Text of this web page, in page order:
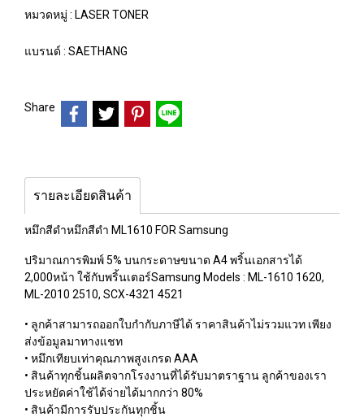
หมวดหมู่ : LASER TONER
แบรนด์ : SAETHANG
Share
รายละเอียดสินค้า
หมึกสีดำหมึกสีดำ ML1610 FOR Samsung
ปริมาณการพิมพ์ 5% บนกระดาษขนาด A4 พริ้นเอกสารได้
2,000หน้า ใช้กับพริ้นเตอร์Samsung Models : ML-1610 1620,
ML-2010 2510, SCX-4321 4521
• ลูกค้าสามารถออกใบกำกับภาษีได้ ราคาสินค้าไม่รวมแวท เพียง
ส่งข้อมูลมาทางแชท
• หมึกเทียบเท่าคุณภาพสูงเกรด AAA
• สินค้าทุกชิ้นผลิตจากโรงงานที่ได้รับมาตราฐาน ลูกค้าของเรา
ประหยัดค่าใช้ได้จ่ายได้มากกว่า 80%
• สินค้ามีการรับประกันทุกชิ้น